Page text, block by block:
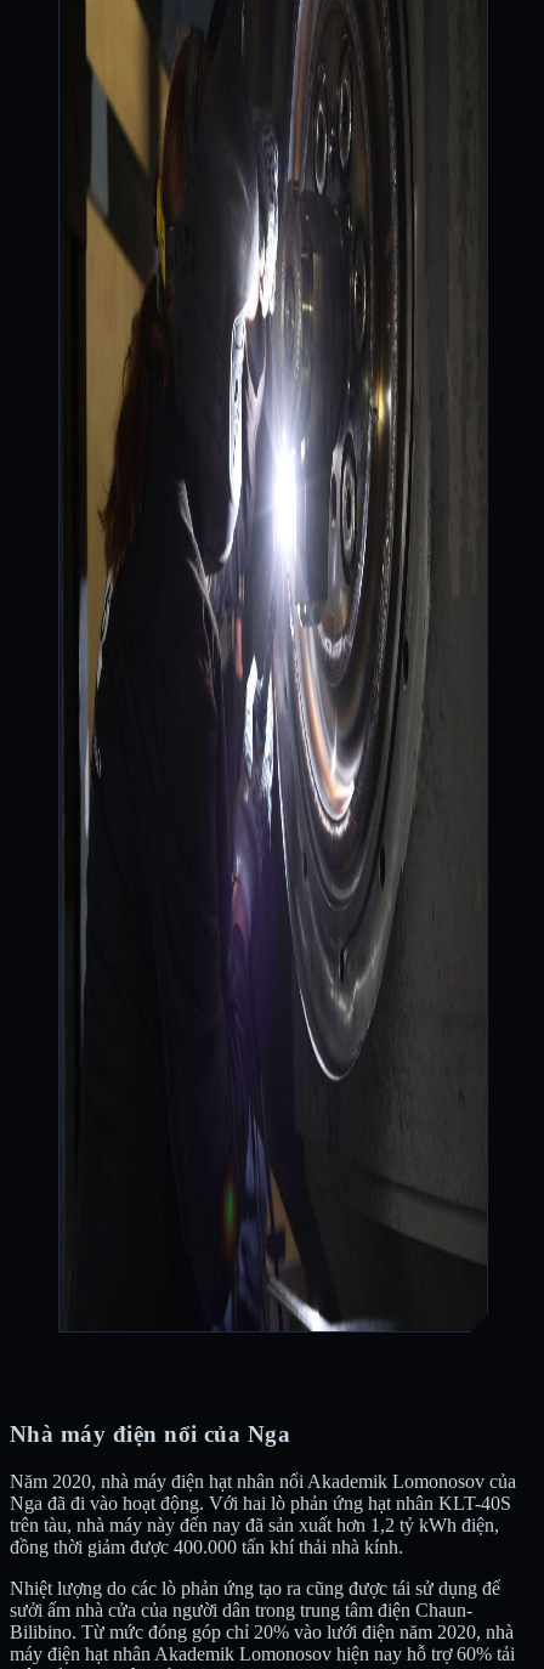
Nhà máy điện nổi của Nga
Năm 2020, nhà máy điện hạt nhân nổi Akademik Lomonosov của
Nga đã đi vào hoạt động. Với hai lò phản ứng hạt nhân KLT-40S
trên tàu, nhà máy này đến nay đã sản xuất hơn 1,2 tỷ kWh điện,
đồng thời giảm được 400.000 tấn khí thải nhà kính.
Nhiệt lượng do các lò phản ứng tạo ra cũng được tái sử dụng để
sưởi ấm nhà cửa của người dân trong trung tâm điện Chaun-
Bilibino. Từ mức đóng góp chỉ 20% vào lưới điện năm 2020, nhà
máy điện hạt nhân Akademik Lomonosov hiện nay hỗ trợ 60% tải